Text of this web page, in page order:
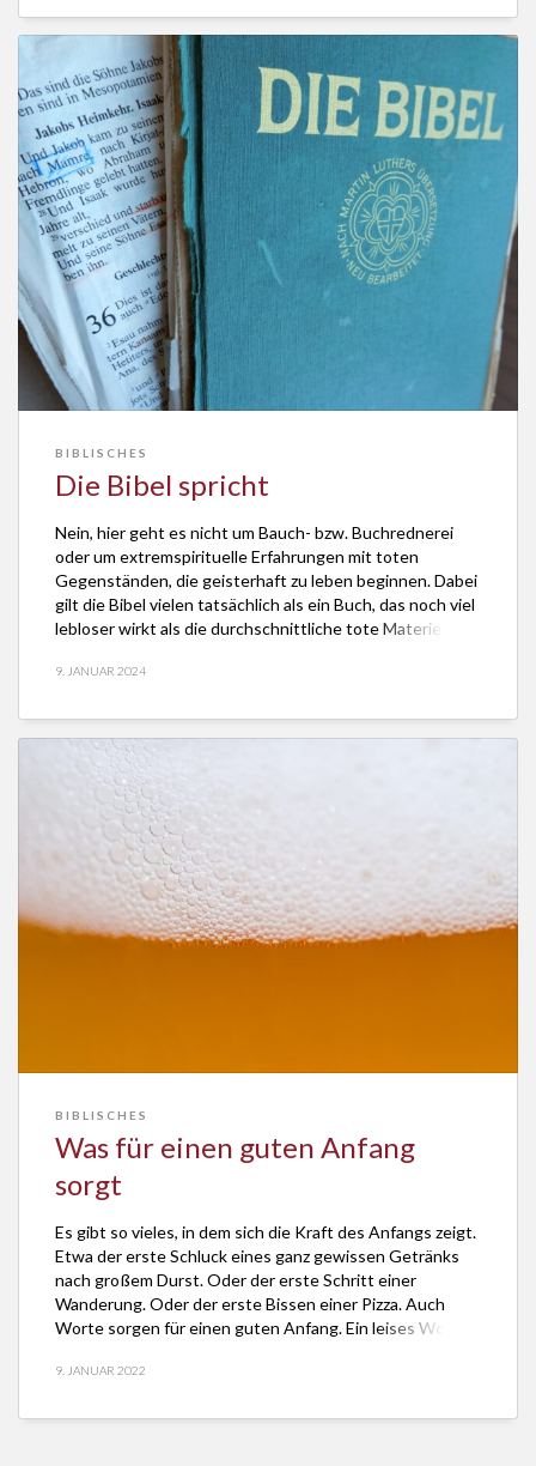
BIBLISCHES
Die Bibel spricht
Nein, hier geht es nicht um Bauch- bzw. Buchrednerei
oder um extremspirituelle Erfahrungen mit toten
Gegenständen, die geisterhaft zu leben beginnen. Dabei
gilt die Bibel vielen tatsächlich als ein Buch, das noch viel
lebloser wirkt als die durchschnittliche tote Materie. Mag
sein. Doch in einem Land […]
9. JANUAR 2024
BIBLISCHES
Was für einen guten Anfang
sorgt
Es gibt so vieles, in dem sich die Kraft des Anfangs zeigt.
Etwa der erste Schluck eines ganz gewissen Getränks
nach großem Durst. Oder der erste Schritt einer
Wanderung. Oder der erste Bissen einer Pizza. Auch
Worte sorgen für einen guten Anfang. Ein leises Wort
Georg […]
9. JANUAR 2022